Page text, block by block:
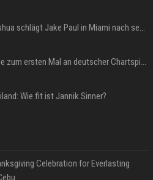
Boxen: Anthony Joshua schlägt Jake Paul in Miami nach sechs Runden K.o.
Musik: Ariana Grande zum ersten Mal an deutscher Chartspitze
Wie fit ist Jannik Sinner?
Celebration for Everlasting